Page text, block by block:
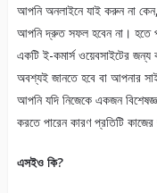
আপনি অনলাইনে যাই করুন না
আপনি দ্রুত সফল হবেন না। হতে
একটি ই-কমার্স ওয়েবসাইটের
অবশ্যই জানতে হবে বা আপনার
আপনি যদি নিজেকে একজন
করতে পারেন কারণ প্রতিটি
এসইও কি?